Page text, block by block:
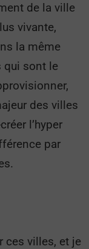
de la ville
vivante,
la même
qui sont le
des villes
l’hyper
par
ces villes, et je